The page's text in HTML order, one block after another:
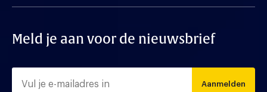
Meld je aan voor de nieuwsbrief
Aanmelden